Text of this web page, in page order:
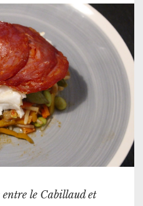
le Cabillaud et